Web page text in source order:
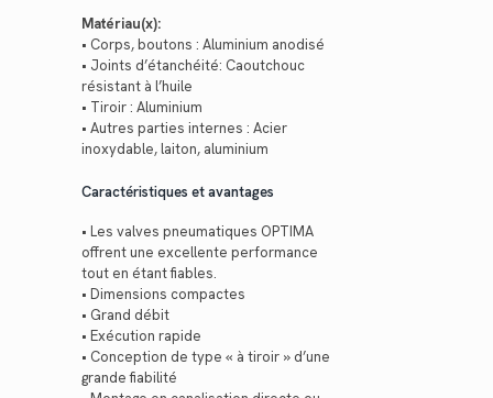
Matériau(x):
• Corps, boutons : Aluminium anodisé
• Joints d’étanchéité: Caoutchouc
résistant à l’huile
• Tiroir : Aluminium
• Autres parties internes : Acier
inoxydable, laiton, aluminium
Caractéristiques et avantages
• Les valves pneumatiques OPTIMA
offrent une excellente performance
tout en étant fiables.
• Dimensions compactes
• Grand débit
• Exécution rapide
• Conception de type « à tiroir » d’une
grande fiabilité